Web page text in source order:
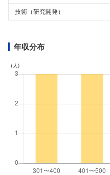
技術（研究開発）
年収分布
(人)